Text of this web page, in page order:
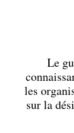
Le
les
sur la